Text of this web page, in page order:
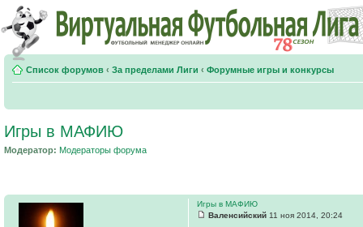
Список форумов ‹ За пределами Лиги ‹ Форумные игры и конкурсы
Игры в МАФИЮ
Модератор: Модераторы форума
Игры в МАФИЮ
Валенсийский 11 ноя 2014, 20:24